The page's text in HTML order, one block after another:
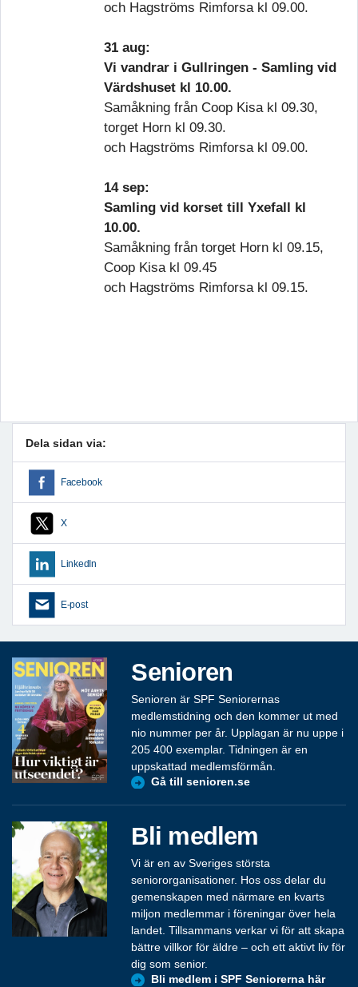
och Hagströms Rimforsa kl 09.00.
31 aug:
Vi vandrar i Gullringen - Samling vid
Värdshuset kl 10.00.
Samåkning från Coop Kisa kl 09.30,
torget Horn kl 09.30.
och Hagströms Rimforsa kl 09.00.
14 sep:
Samling vid korset till Yxefall kl
10.00.
Samåkning från torget Horn kl 09.15,
Coop Kisa kl 09.45
och Hagströms Rimforsa kl 09.15.
Dela sidan via:
Facebook
X
LinkedIn
E-post
Senioren
Senioren är SPF Seniorernas
medlemstidning och den kommer ut med
nio nummer per år. Upplagan är nu uppe i
205 400 exemplar. Tidningen är en
uppskattad medlemsförmån.
Gå till senioren.se
Bli medlem
Vi är en av Sveriges största
seniororganisationer. Hos oss delar du
gemenskapen med närmare en kvarts
miljon medlemmar i föreningar över hela
landet. Tillsammans verkar vi för att skapa
bättre villkor för äldre – och ett aktivt liv för
dig som senior.
Bli medlem i SPF Seniorerna här